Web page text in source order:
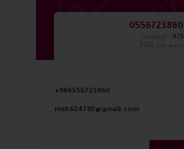
0556723860
879
الإعلانات
عضو منذ 2025
+966556723860
msb624785@gmail.com